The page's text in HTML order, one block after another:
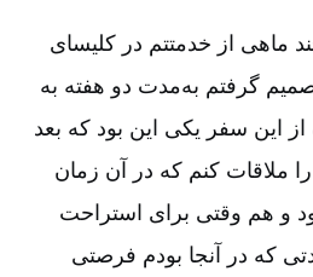
و چند ماهی از خدمتتم در کلیسای
گرفتم به‌‌مدت دو هفته به
این سفر یکی این بود که بعد
ملاقات کنم که در آن زمان
و هم وقتی برای استراحت
که در آنجا بودم فرصتی